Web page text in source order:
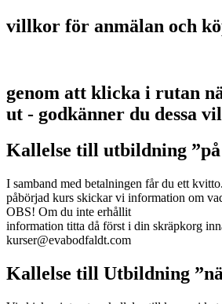
villkor för anmälan och
genom att klicka i rutan
ut - godkänner du dessa
Kallelse till utbildning ”på
I samband med betalningen får du ett
påbörjad kurs skickar vi information om
OBS! Om du inte erhållit
information titta då först i din skräpkorg
kurser@evabodfaldt.com
Kallelse till Utbildning